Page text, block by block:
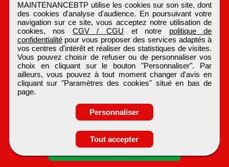
Candidature spontanée
MAINTENANCEBTP utilise les cookies sur son site, dont
des cookies d'analyse d'audience. En poursuivant votre
navigation sur ce site, vous acceptez notre utilisation de
cookies, nos CGV / CGU et notre politique de
confidentialitépour vous proposer des services adaptés à
vos centres d'intérêt et réaliser des statistiques de visites.
Vous pouvez choisir de refuser ou de personnaliser vos
choix en cliquant sur le bouton "Personnaliser". Par
ailleurs, vous pouvez à tout moment changer d'avis en
cliquant sur "Paramètres des cookies" situé en bas de
page.
Personnaliser
Tout accepter
MAINTENANCEBTP
Tous droits réservés © 1999 - 2026